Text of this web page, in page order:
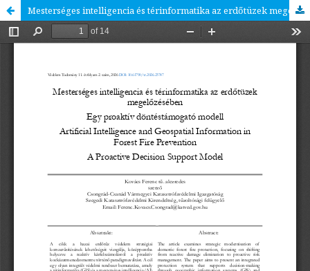
Mesterséges intelligencia és térinformatika az erdőtüzek megelőzésében